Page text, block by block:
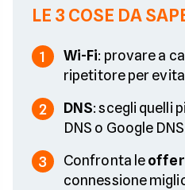
LE 3 COSE DA
1 Wi-Fi: provare a
ripetitore per
2 DNS: scegli quelli
DNS o Google DNS
3 Confronta le
connessione